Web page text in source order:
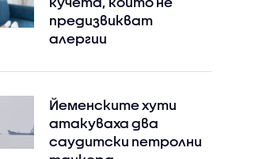
предизвикват
алергии
Йеменските хути
атакуваха два
саудитски петролни